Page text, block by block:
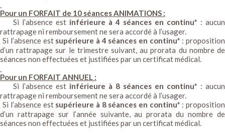
Pour un FORFAIT de 10 séances ANIMATIONS :
Si l’absence est inférieure à 4 séances en continu* : aucun
rattrapage ni remboursement ne sera accordé à l’usager.
Si l’absence est supérieure à 4 séances en continu* : proposition
d’un rattrapage sur le trimestre suivant, au prorata du nombre de
séances non effectuées et justifiées par un certificat médical.
Pour un FORFAIT ANNUEL :
Si l’absence est inférieure à 8 séances en continu* : aucun
rattrapage ni remboursement ne sera accordé à l’usager.
Si l’absence est supérieure à 8 séances en continu* : proposition
d’un rattrapage sur l’année suivante, au prorata du nombre de
séances non effectuées et justifiées par un certificat médical.